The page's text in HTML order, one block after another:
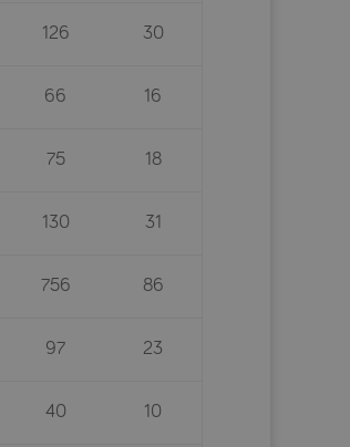
126 30
66 16
75 18
130 31
756 86
97 23
40 10